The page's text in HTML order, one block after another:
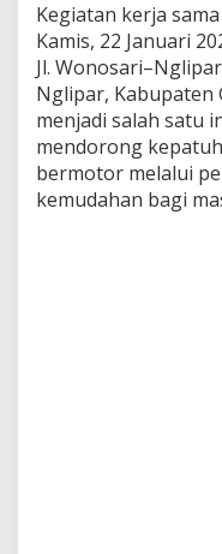
Kegiatan kerja
Kamis, 22 Januari
Jl.
Nglipar, Kabupaten
menjadi salah satu
mendorong
bermotor melalui
kemudahan bagi